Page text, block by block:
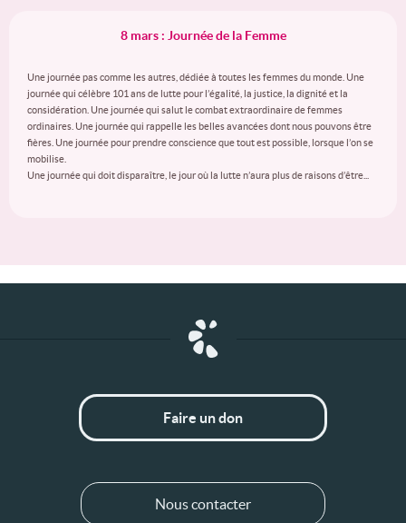
8 mars : Journée de la Femme
Une journée pas comme les autres, dédiée à toutes les femmes du monde. Une
journée qui célèbre 101 ans de lutte pour l’égalité, la justice, la dignité et la
considération. Une journée qui salut le combat extraordinaire de femmes
ordinaires. Une journée qui rappelle les belles avancées dont nous pouvons être
fières. Une journée pour prendre conscience que tout est possible, lorsque l’on se
mobilise.
Une journée qui doit disparaître, le jour où la lutte n’aura plus de raisons d’être...
Faire un don
Nous contacter